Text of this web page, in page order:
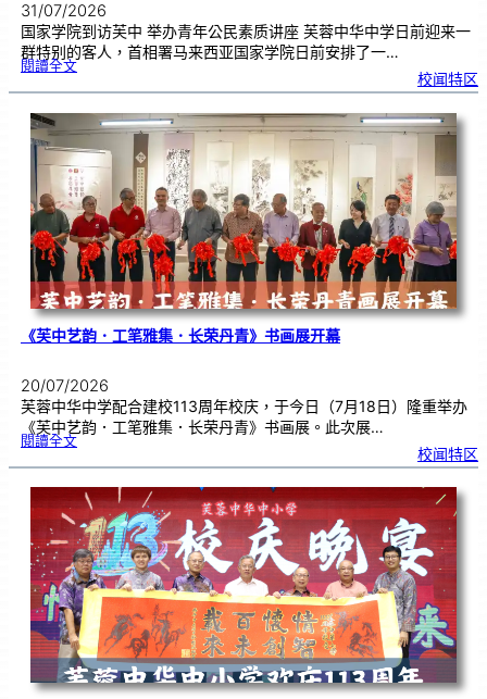
31/07/2026
国家学院到访芙中 举办青年公民素质讲座 芙蓉中华中学日前迎来一
群特别的客人，首相署马来西亚国家学院日前安排了一…
閱讀全文:努
与
国
学
院
到
访
中
分
享
青
年
领
袖
素
质
讲
座
校闻特区
《芙中艺韵．工笔雅集．长荣丹青》书画展开幕
20/07/2026
芙蓉中华中学配合建校113周年校庆，于今日（7月18日）隆重举办
《芙中艺韵．工笔雅集．长荣丹青》书画展。此次展…
閱讀全文:《
艺
．
工
笔
雅
．
长
荣
丹
青
》
书
画
展
开
幕
校闻特区